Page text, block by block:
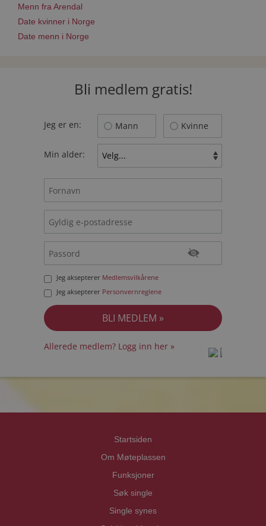
Menn fra Arendal
Date kvinner i Norge
Date menn i Norge
Bli medlem gratis!
Jeg er en: Mann Kvinne
Min alder:
Jeg aksepterer Medlemsvilkårene
Jeg aksepterer Personvernreglene
Allerede medlem? Logg inn her »
Startsiden
Om Møteplassen
Funksjoner
Søk single
Single synes